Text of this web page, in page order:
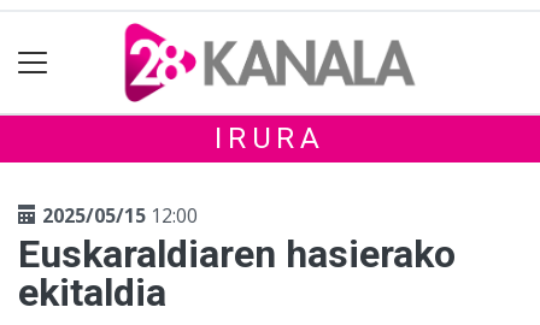
IRURA
2025/05/15 12:00
Euskaraldiaren hasierako
ekitaldia